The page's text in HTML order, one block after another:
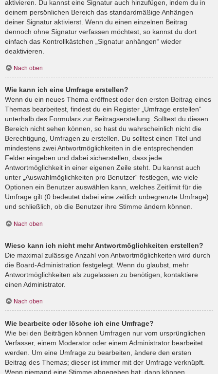
aktivieren. Du kannst eine Signatur auch hinzufügen, indem du in
deinem persönlichen Bereich das standardmäßige Anhängen
deiner Signatur aktivierst. Wenn du einen einzelnen Beitrag
dennoch ohne Signatur verfassen möchtest, so kannst du dort
einfach das Kontrollkästchen „Signatur anhängen“ wieder
deaktivieren.
Nach oben
Wie kann ich eine Umfrage erstellen?
Wenn du ein neues Thema eröffnest oder den ersten Beitrag eines
Themas bearbeitest, findest du ein Register „Umfrage erstellen“
unterhalb des Formulars zur Beitragserstellung. Solltest du diesen
Bereich nicht sehen können, so hast du wahrscheinlich nicht die
Berechtigung, Umfragen zu erstellen. Du solltest einen Titel und
mindestens zwei Antwortmöglichkeiten in die entsprechenden
Felder eingeben und dabei sicherstellen, dass jede
Antwortmöglichkeit in einer eigenen Zeile steht. Du kannst auch
unter „Auswahlmöglichkeiten pro Benutzer“ festlegen, wie viele
Optionen ein Benutzer auswählen kann, welches Zeitlimit für die
Umfrage gilt (0 bedeutet dabei eine zeitlich unbegrenzte Umfrage)
und schließlich, ob die Benutzer ihre Stimme ändern können.
Nach oben
Wieso kann ich nicht mehr Antwortmöglichkeiten erstellen?
Die maximal zulässige Anzahl von Antwortmöglichkeiten wird durch
die Board-Administration festgelegt. Wenn du glaubst, mehr
Antwortmöglichkeiten als zugelassen zu benötigen, kontaktiere
einen Administrator.
Nach oben
Wie bearbeite oder lösche ich eine Umfrage?
Wie bei den Beiträgen können Umfragen nur vom ursprünglichen
Verfasser, einem Moderator oder einem Administrator bearbeitet
werden. Um eine Umfrage zu bearbeiten, ändere den ersten
Beitrag des Themas; dieser ist immer mit der Umfrage verknüpft.
Wenn niemand eine Stimme abgegeben hat, dann können